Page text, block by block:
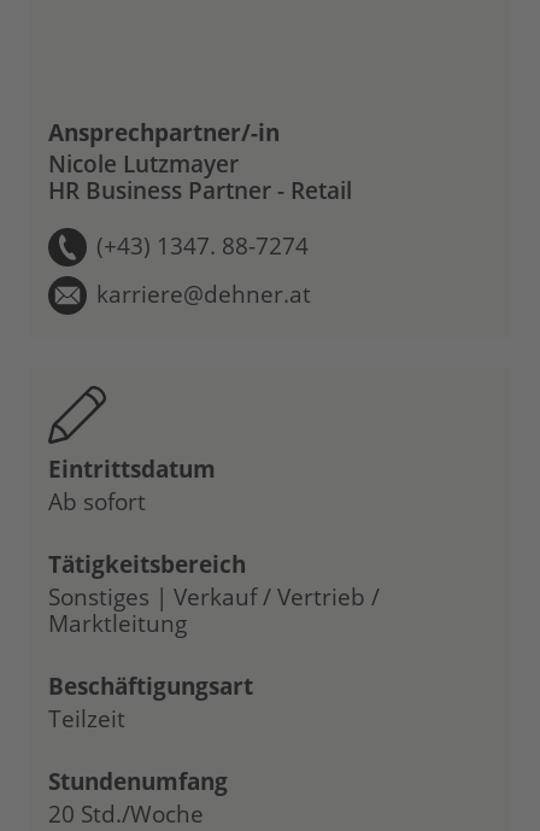
Ansprechpartner/-in
Nicole Lutzmayer
HR Business Partner - Retail
(+43) 1347. 88-7274
karriere@dehner.at
Eintrittsdatum
Ab sofort
Tätigkeitsbereich
Sonstiges | Verkauf / Vertrieb /
Marktleitung
Beschäftigungsart
Teilzeit
Stundenumfang
20 Std./Woche